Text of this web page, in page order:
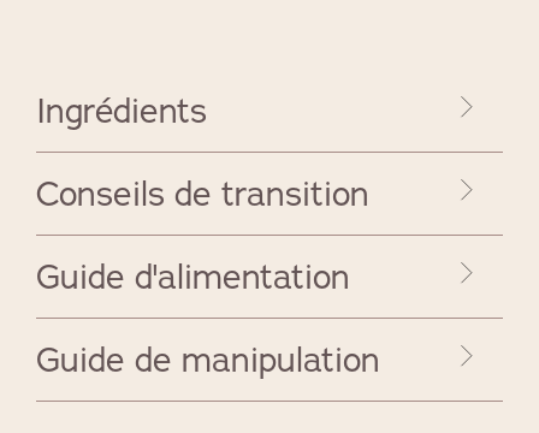
Ingrédients
Conseils de transition
Guide d'alimentation
Guide de manipulation